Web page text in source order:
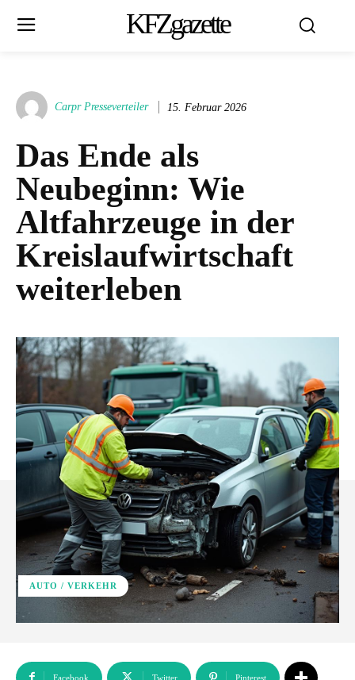
KFZgazette
Carpr Presseverteiler 15. Februar 2026
Das Ende als
Neubeginn: Wie
Altfahrzeuge in der
Kreislaufwirtschaft
weiterleben
AUTO / VERKEHR
Facebook Twitter Pinterest